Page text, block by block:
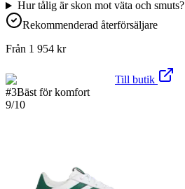
Hur tålig är skon mot väta och smuts?
Rekommenderad återförsäljare
Från 1 954 kr
Till butik
#3Bäst för komfort
9/10